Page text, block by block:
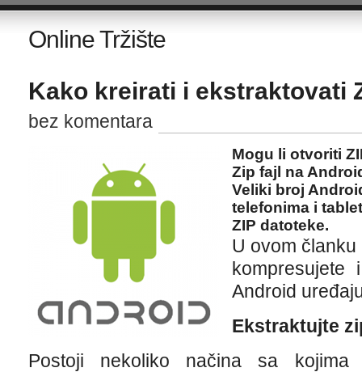
Online Tržište
Kako kreirati i ekstraktovati
bez komentara
Mogu li otvoriti
Zip fajl na
Veliki broj
telefonima i
ZIP datoteke.
U ovom
kompresujete
Android
Ekstraktujte
Postoji nekoliko načina sa kojima